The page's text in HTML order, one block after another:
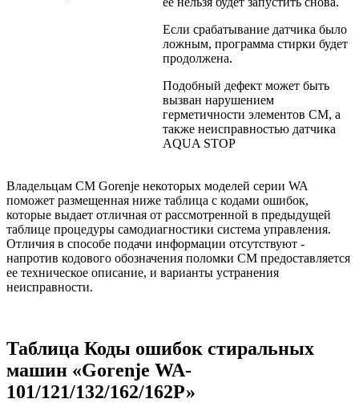
Если срабатывание датчика было
ложным, программа стирки будет
продолжена.
Подобный дефект может быть
вызван нарушением
герметичности элементов СМ, а
также неисправностью датчика
AQUA STOP
Владельцам СМ Gorenje некоторых моделей серии WA
поможет размещенная ниже таблица с кодами ошибок,
которые выдает отличная от рассмотренной в предыдущей
таблице процедуры самодиагностики система управления.
Отличия в способе подачи информации отсутствуют -
напротив кодового обозначения поломки СМ предоставляется
ее техническое описание, и варианты устранения
неисправности.
Таблица Коды ошибок стиральных
машин «Gorenje WA-
101/121/132/162/162Р»